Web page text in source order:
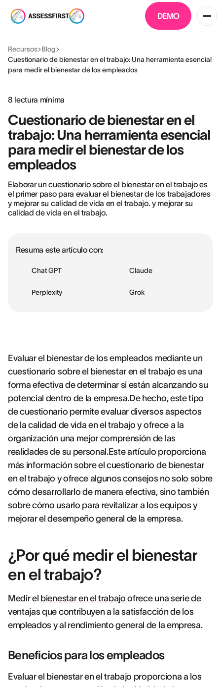
DEMO
Recursos Blog
Cuestionario de bienestar en el trabajo: Una herramienta esencial
para medir el bienestar de los empleados
8 lectura mínima
Cuestionario de bienestar en el
trabajo: Una herramienta esencial
para medir el bienestar de los
empleados
Elaborar un cuestionario sobre el bienestar en el trabajo es
el primer paso para evaluar el bienestar de los trabajadores
y mejorar su calidad de vida en el trabajo. y mejorar su
calidad de vida en el trabajo.
Resuma este artículo con:
Chat GPT Claude
Perplexity Grok
Evaluar el bienestar de los empleados mediante un
cuestionario sobre el bienestar en el trabajo es una
forma efectiva de determinar si están alcanzando su
potencial dentro de la empresa.De hecho, este tipo
de cuestionario permite evaluar diversos aspectos
de la calidad de vida en el trabajo y ofrece a la
organización una mejor comprensión de las
realidades de su personal.Este artículo proporciona
más información sobre el cuestionario de bienestar
en el trabajo y ofrece algunos consejos no solo sobre
cómo desarrollarlo de manera efectiva, sino también
sobre cómo usarlo para revitalizar a los equipos y
mejorar el desempeño general de la empresa.
¿Por qué medir el bienestar
en el trabajo?
Medir el bienestar en el trabajo ofrece una serie de
ventajas que contribuyen a la satisfacción de los
empleados y al rendimiento general de la empresa.
Beneficios para los empleados
Evaluar el bienestar en el trabajo proporciona a los